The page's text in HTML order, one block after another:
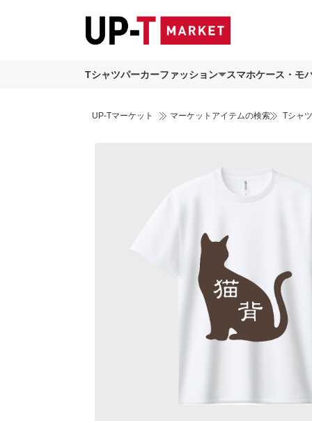
Tシャツパーカーファッション スマホケース・モ
UP-Tマーケット マーケットアイテムの検索 Tシャ